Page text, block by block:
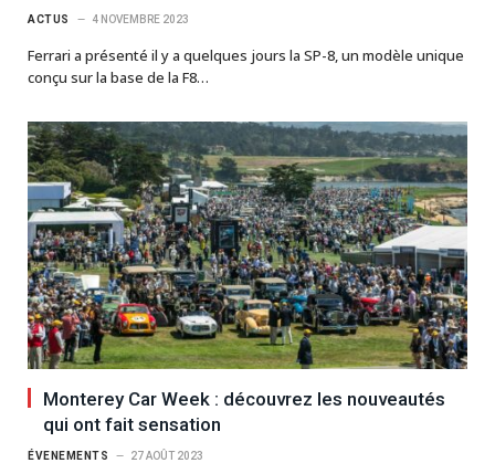
ACTUS 4 NOVEMBRE 2023
Ferrari a présenté il y a quelques jours la SP-8, un modèle unique
conçu sur la base de la F8…
Monterey Car Week : découvrez les nouveautés
qui ont fait sensation
ÉVENEMENTS 27 AOÛT 2023